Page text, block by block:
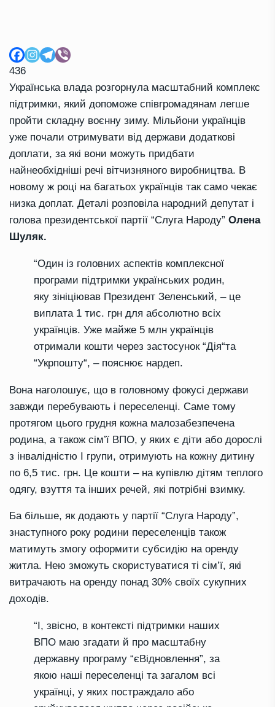
436
Українська влада розгорнула масштабний комплекс
підтримки, який допоможе співгромадянам легше
пройти складну воєнну зиму. Мільйони українців
уже почали отримувати від держави додаткові
доплати, за які вони можуть придбати
найнеобхідніші речі вітчизняного виробництва. В
новому ж році на багатьох українців таксамо чекає
низка доплат. Деталі розповіла народний депутат і
голова президентської партії “Слуга Народу” Олена
Шуляк.
“Один із головних аспектів комплексної
програми підтримки українських родин,
яку зініціював Президент Зеленський, – це
виплата 1 тис. грн для абсолютно всіх
українців. Уже майже 5 млн українців
отримали кошти через застосунок “Дія“та
“Укрпошту“, – пояснює нардеп.
Вона наголошує, що в головному фокусі держави
завжди перебувають і переселенці. Саме тому
протягом цього грудня кожна малозабезпечена
родина, а також сім’ї ВПО, у яких є діти або дорослі
з інвалідністю І групи, отримують на кожну дитину
по 6,5 тис. грн. Це кошти – на купівлю дітям теплого
одягу, взуття та інших речей, які потрібні взимку.
Ба більше, як додають у партії “Слуга Народу”,
знаступного року родини переселенців також
матимуть змогу оформити субсидію на оренду
житла. Нею зможуть скористуватися ті сім’ї, які
витрачають на оренду понад 30% своїх сукупних
доходів.
“І, звісно, в контексті підтримки наших
ВПО маю згадати й про масштабну
державну програму “єВідновлення”, за
якою наші переселенці та загалом всі
українці, у яких постраждало або